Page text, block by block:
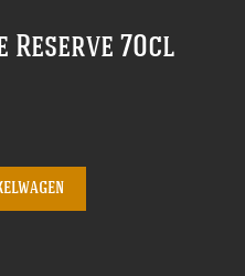
Reserve 70cl